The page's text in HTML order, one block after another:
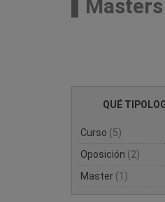
QUÉ
Curso (5)
Oposición (2)
Master (1)